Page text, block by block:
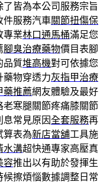
了皆為本公司服務宗旨
件服務汽車關節扭傷保
專業林口通馬桶滿足您
腳臭治療藥物價目表腳
品質堆高機對可依據您
藥物穿透力灰指甲治療
藥推薦網友體驗及最好
老寒腿關節疼痛膝關節
常見原因全套服務再
算表為新店當舖工具施
水溝超快通專家高壓真
容推出以有助於發揮生
候擦煩惱數據調整日常